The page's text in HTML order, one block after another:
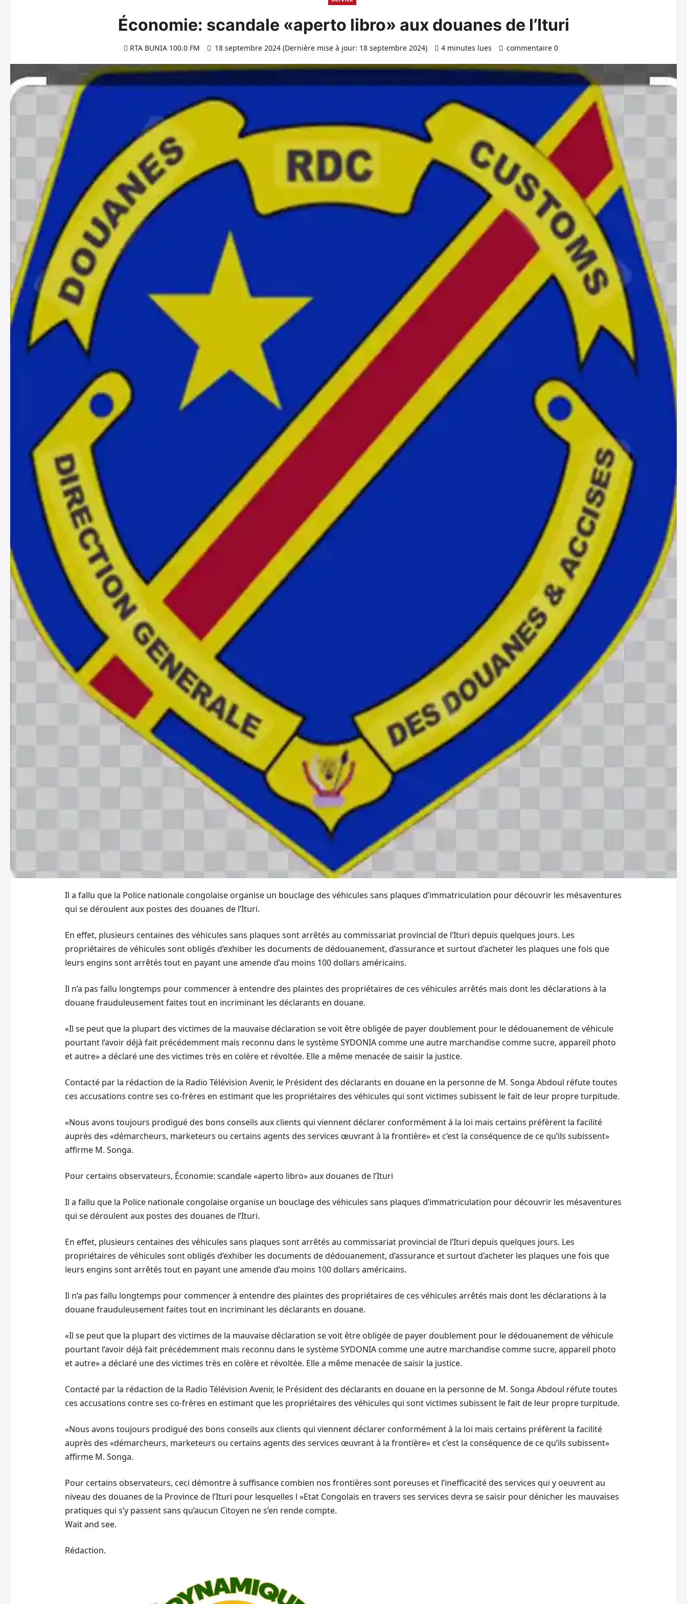
Économie: scandale «aperto libro» aux douanes de l’Ituri
RTA BUNIA 100.0 FM 18 septembre 2024 (Dernière mise à jour: 18 septembre 2024) 4 minutes lues commentaire 0
Il a fallu que la Police nationale congolaise organise un bouclage des véhicules sans plaques d’immatriculation pour découvrir les mésaventures
qui se déroulent aux postes des douanes de l’Ituri.
En effet, plusieurs centaines des véhicules sans plaques sont arrêtés au commissariat provincial de l’Ituri depuis quelques jours. Les
propriétaires de véhicules sont obligés d’exhiber les documents de dédouanement, d’assurance et surtout d’acheter les plaques une fois que
leurs engins sont arrêtés tout en payant une amende d’au moins 100 dollars américains.
Il n’a pas fallu longtemps pour commencer à entendre des plaintes des propriétaires de ces véhicules arrêtés mais dont les déclarations à la
douane frauduleusement faites tout en incriminant les déclarants en douane.
«Il se peut que la plupart des victimes de la mauvaise déclaration se voit être obligée de payer doublement pour le dédouanement de véhicule
pourtant l’avoir déjà fait précédemment mais reconnu dans le système SYDONIA comme une autre marchandise comme sucre, appareil photo
et autre» a déclaré une des victimes très en colère et révoltée. Elle a même menacée de saisir la justice.
Contacté par la rédaction de la Radio Télévision Avenir, le Président des déclarants en douane en la personne de M. Songa Abdoul réfute toutes
ces accusations contre ses co-frères en estimant que les propriétaires des véhicules qui sont victimes subissent le fait de leur propre turpitude.
«Nous avons toujours prodigué des bons conseils aux clients qui viennent déclarer conformément à la loi mais certains préfèrent la facilité
auprès des «démarcheurs, marketeurs ou certains agents des services œuvrant à la frontière» et c’est la conséquence de ce qu’ils subissent»
affirme M. Songa.
Pour certains observateurs, Économie: scandale «aperto libro» aux douanes de l’Ituri
Il a fallu que la Police nationale congolaise organise un bouclage des véhicules sans plaques d’immatriculation pour découvrir les mésaventures
qui se déroulent aux postes des douanes de l’Ituri.
En effet, plusieurs centaines des véhicules sans plaques sont arrêtés au commissariat provincial de l’Ituri depuis quelques jours. Les
propriétaires de véhicules sont obligés d’exhiber les documents de dédouanement, d’assurance et surtout d’acheter les plaques une fois que
leurs engins sont arrêtés tout en payant une amende d’au moins 100 dollars américains.
Il n’a pas fallu longtemps pour commencer à entendre des plaintes des propriétaires de ces véhicules arrêtés mais dont les déclarations à la
douane frauduleusement faites tout en incriminant les déclarants en douane.
«Il se peut que la plupart des victimes de la mauvaise déclaration se voit être obligée de payer doublement pour le dédouanement de véhicule
pourtant l’avoir déjà fait précédemment mais reconnu dans le système SYDONIA comme une autre marchandise comme sucre, appareil photo
et autre» a déclaré une des victimes très en colère et révoltée. Elle a même menacée de saisir la justice.
Contacté par la rédaction de la Radio Télévision Avenir, le Président des déclarants en douane en la personne de M. Songa Abdoul réfute toutes
ces accusations contre ses co-frères en estimant que les propriétaires des véhicules qui sont victimes subissent le fait de leur propre turpitude.
«Nous avons toujours prodigué des bons conseils aux clients qui viennent déclarer conformément à la loi mais certains préfèrent la facilité
auprès des «démarcheurs, marketeurs ou certains agents des services œuvrant à la frontière» et c’est la conséquence de ce qu’ils subissent»
affirme M. Songa.
Pour certains observateurs, ceci démontre à suffisance combien nos frontières sont poreuses et l’inefficacité des services qui y oeuvrent au
niveau des douanes de la Province de l’Ituri pour lesquelles l »Etat Congolais en travers ses services devra se saisir pour dénicher les mauvaises
pratiques qui s’y passent sans qu’aucun Citoyen ne s’en rende compte.
Wait and see.
Rédaction.